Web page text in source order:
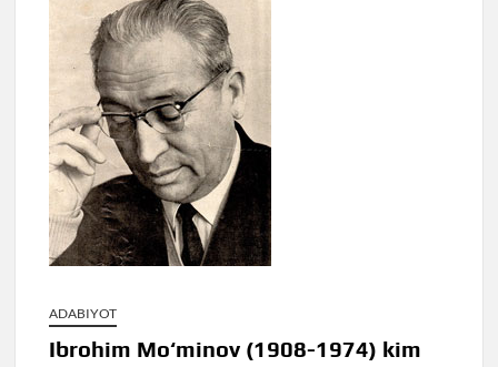
ADABIYOT
Ibrohim Mo‘minov (1908-1974) kim